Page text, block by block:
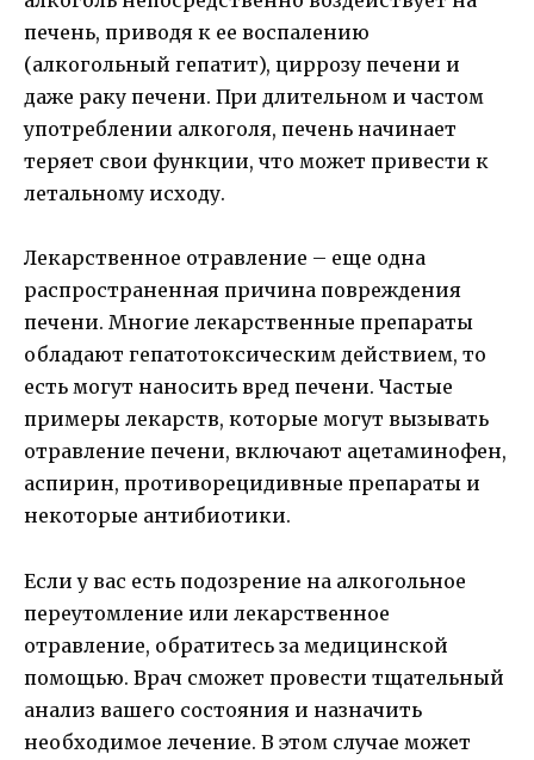
печень, приводя к ее воспалению
(алкогольный гепатит), циррозу печени и
даже раку печени. При длительном и частом
употреблении алкоголя, печень начинает
теряет свои функции, что может привести к
летальному исходу.
Лекарственное отравление – еще одна
распространенная причина повреждения
печени. Многие лекарственные препараты
обладают гепатотоксическим действием, то
есть могут наносить вред печени. Частые
примеры лекарств, которые могут вызывать
отравление печени, включают ацетаминофен,
аспирин, противорецидивные препараты и
некоторые антибиотики.
Если у вас есть подозрение на алкогольное
переутомление или лекарственное
отравление, обратитесь за медицинской
помощью. Врач сможет провести тщательный
анализ вашего состояния и назначить
необходимое лечение. В этом случае может